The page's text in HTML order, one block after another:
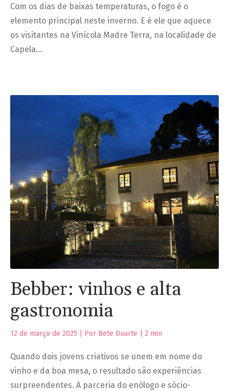
Com os dias de baixas temperaturas, o fogo é o
elemento principal neste inverno. E é ele que aquece
os visitantes na Vinícola Madre Terra, na localidade de
Capela…
Bebber: vinhos e alta
gastronomia
12 de março de 2025 | Por Bete Duarte | 2 min
Quando dois jovens criativos se unem em nome do
vinho e da boa mesa, o resultado são experiências
surpreendentes. A parceria do enólogo e sócio-